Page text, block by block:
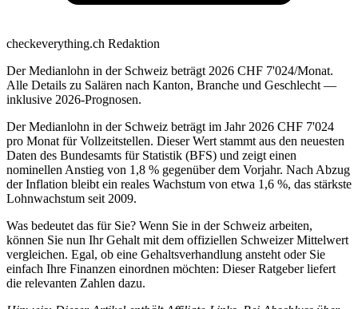
checkeverything.ch Redaktion
Der Medianlohn in der Schweiz beträgt 2026 CHF 7'024/Monat.
Alle Details zu Salären nach Kanton, Branche und Geschlecht —
inklusive 2026-Prognosen.
Der Medianlohn in der Schweiz beträgt im Jahr 2026 CHF 7'024
pro Monat für Vollzeitstellen. Dieser Wert stammt aus den neuesten
Daten des Bundesamts für Statistik (BFS) und zeigt einen
nominellen Anstieg von 1,8 % gegenüber dem Vorjahr. Nach Abzug
der Inflation bleibt ein reales Wachstum von etwa 1,6 %, das stärkste
Lohnwachstum seit 2009.
Was bedeutet das für Sie? Wenn Sie in der Schweiz arbeiten,
können Sie nun Ihr Gehalt mit dem offiziellen Schweizer Mittelwert
vergleichen. Egal, ob eine Gehaltsverhandlung ansteht oder Sie
einfach Ihre Finanzen einordnen möchten: Dieser Ratgeber liefert
die relevanten Zahlen dazu.